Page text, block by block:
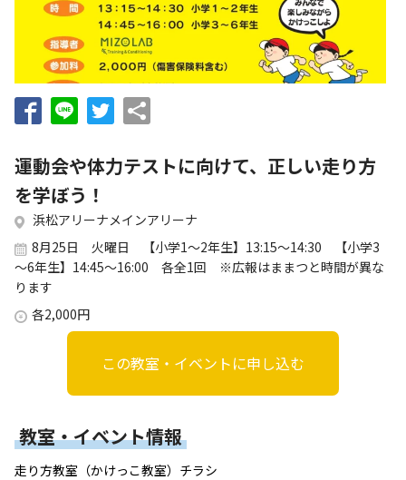
お知らせ
個人情報の取り扱いに関する基本方針 特定商取引法に基づく表記 サイトマップ
浜松スポーツ協会に関する
053-411-8686
メールフォームでのお問い合わせ
教室・イベントに関するお問い合わせは、
各教室・イベントページの問い合わせ先までお願いいたします。
運動会や体力テストに向けて、正しい走り方
を学ぼう！
浜松アリーナメインアリーナ
8月25日 火曜日 【小学1～2年生】13:15～14:30 【小学3
～6年生】14:45～16:00 各全1回 ※広報はままつと時間が異な
ります
各2,000円
この教室・イベントに申し込む
教室・イベント情報
走り方教室（かけっこ教室）チラシ